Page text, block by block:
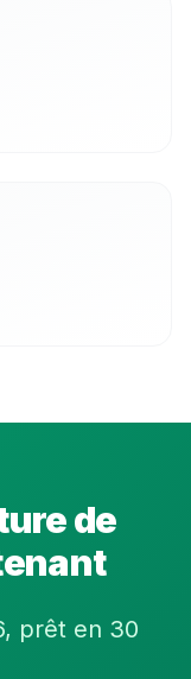
de
prêt en 30